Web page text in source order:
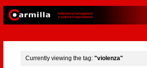
Currently viewing the tag: "violenza"